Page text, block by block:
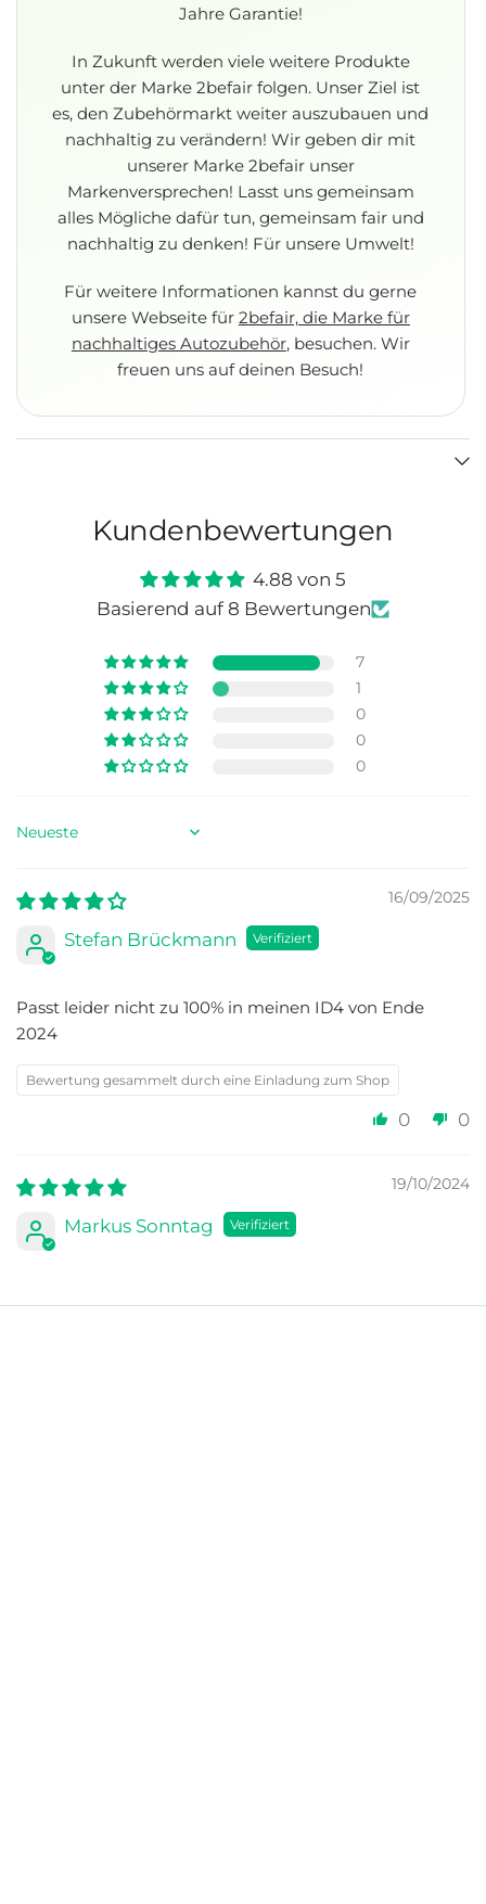
Jahre Garantie!
In Zukunft werden viele weitere Produkte
unter der Marke 2befair folgen. Unser Ziel ist
es, den Zubehörmarkt weiter auszubauen und
nachhaltig zu verändern!Wir geben dir mit
unserer Marke 2befair unser
Markenversprechen! Lasst uns gemeinsam
alles Mögliche dafür tun, gemeinsam fair und
nachhaltig zu denken! Für unsere Umwelt!
Für weitere Informationen kannst du gerne
unsere Webseite für 2befair, die Marke für
nachhaltiges Autozubehör, besuchen. Wir
freuen uns auf deinen Besuch!
Kundenbewertungen
4.88 von 5
Basierend auf 8 Bewertungen
7
1
0
0
0
Sort by
16/09/2025
Stefan Brückmann
Passt leider nicht zu 100% in meinen ID4 von Ende
2024
Bewertung gesammelt durch eine Einladung zum Shop
0 0
19/10/2024
Markus Sonntag